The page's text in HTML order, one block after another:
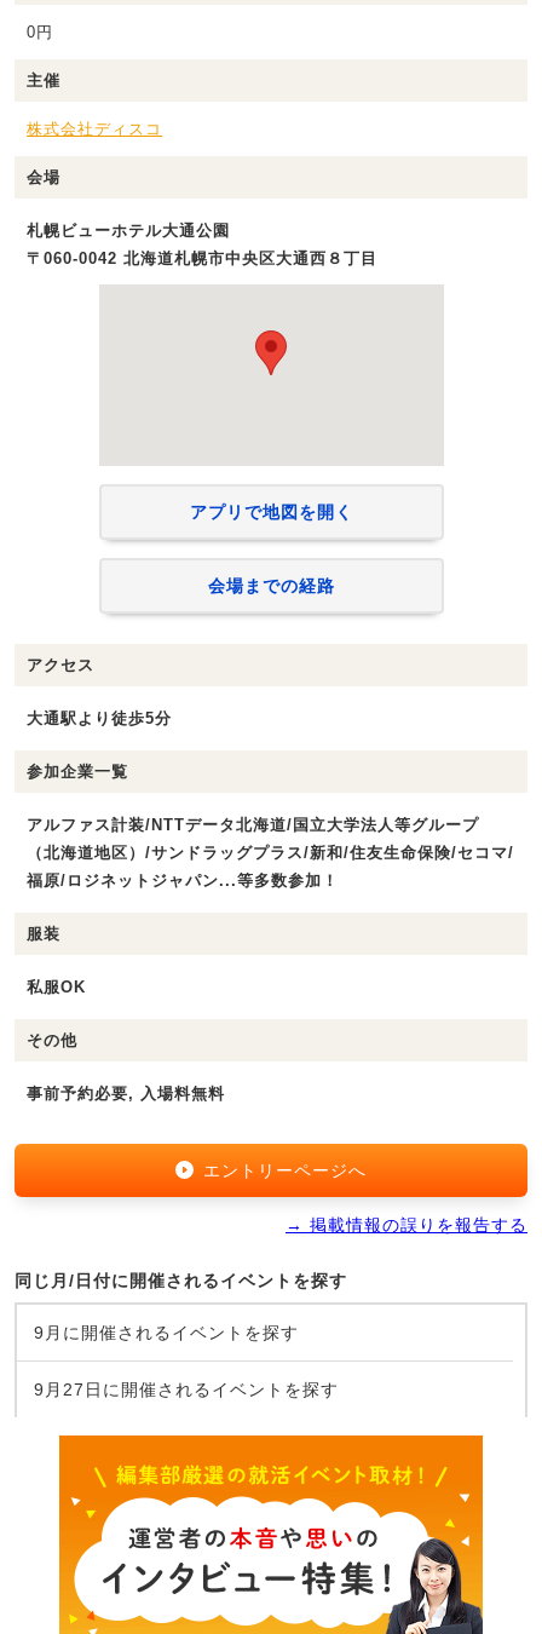
0円
主催
株式会社ディスコ
会場
札幌ビューホテル大通公園
〒060-0042 北海道札幌市中央区大通西８丁目
アプリで地図を開く
会場までの経路
アクセス
大通駅より徒歩5分
参加企業一覧
アルファス計装/NTTデータ北海道/国立大学法人等グループ
（北海道地区）/サンドラッグプラス/新和/住友生命保険/セコマ/
福原/ロジネットジャパン...等多数参加！
服装
私服OK
その他
事前予約必要, 入場料無料
エントリーページへ
→ 掲載情報の誤りを報告する
同じ月/日付に開催されるイベントを探す
9月に開催されるイベントを探す
9月27日に開催されるイベントを探す